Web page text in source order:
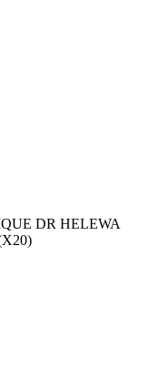
DR HELEWA